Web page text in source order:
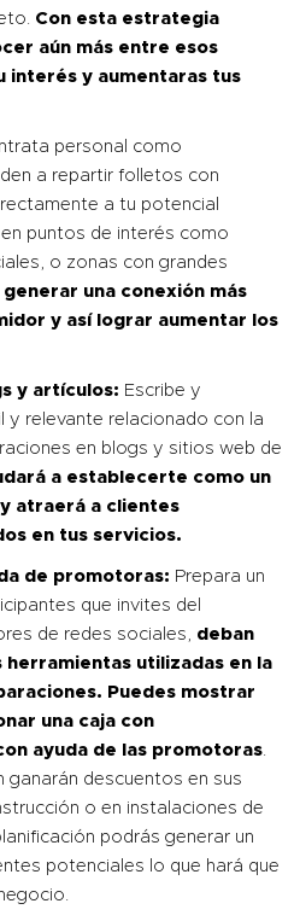
Con esta estrategia
aún más entre esos
interés y aumentaras tus
personal como
a repartir folletos con
a tu potencial
puntos de interés como
o zonas con grandes
generar una conexión más
y así lograr aumentar los
y artículos: Escribe y
y relevante relacionado con la
en blogs y sitios web de
a establecerte como un
atraerá a clientes
en tus servicios.
de promotoras: Prepara un
que invites del
de redes sociales, deban
utilizadas en la
Puedes mostrar
una caja con
ayuda de las promotoras
ganarán descuentos en sus
o en instalaciones de
podrás generar un
potenciales lo que hará que